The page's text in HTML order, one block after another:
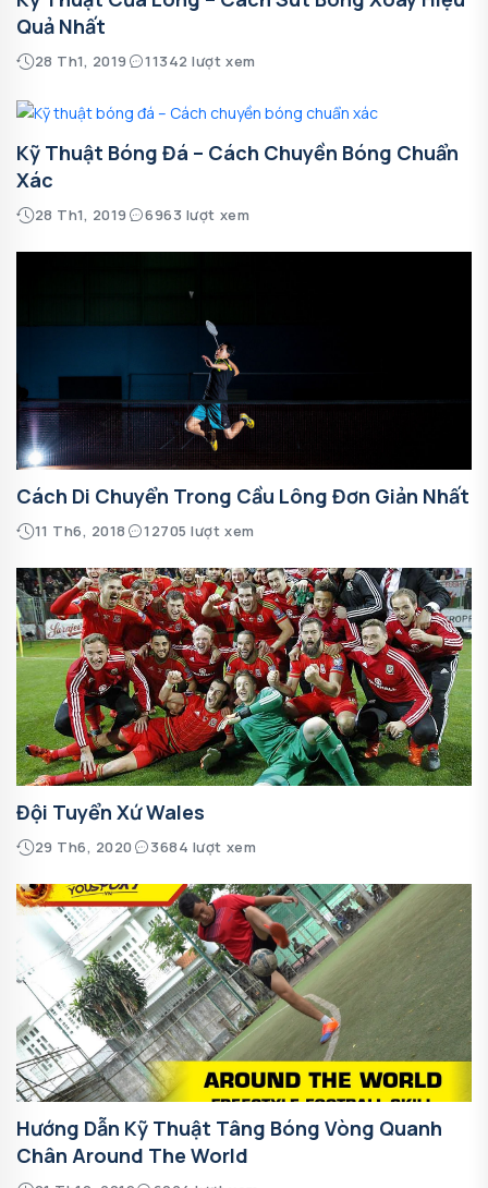
Quả Nhất
28 Th1, 2019 11342 lượt xem
Kỹ Thuật Bóng Đá – Cách Chuyền Bóng Chuẩn
Xác
28 Th1, 2019 6963 lượt xem
Cách Di Chuyển Trong Cầu Lông Đơn Giản Nhất
11 Th6, 2018 12705 lượt xem
Đội Tuyển Xứ Wales
29 Th6, 2020 3684 lượt xem
Hướng Dẫn Kỹ Thuật Tâng Bóng Vòng Quanh
Chân Around The World